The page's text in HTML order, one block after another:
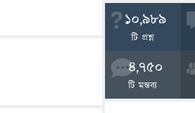
10,989
টি প্রশ্ন
4,750
টি মন্তব্য